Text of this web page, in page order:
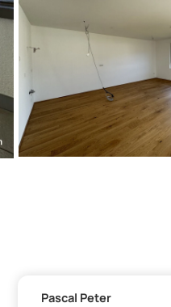
Pascal Peter